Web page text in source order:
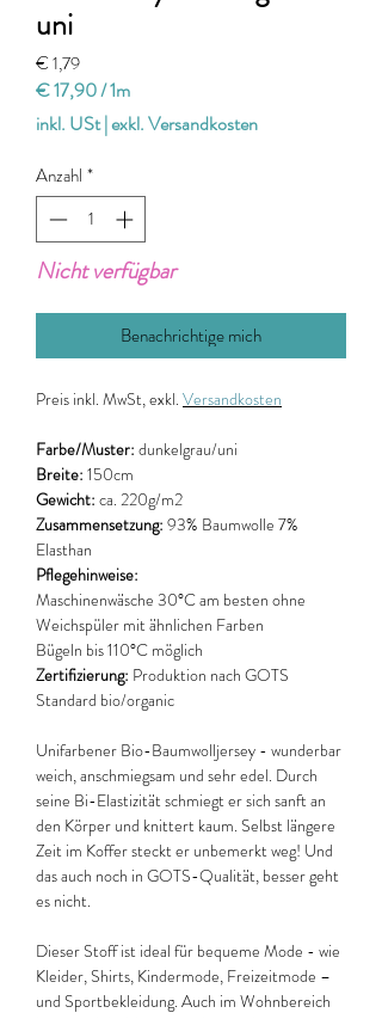
uni
€ 1,79Preis
€ 17,90/1m
€ 17,90
pro
1
Meter
inkl. USt|exkl. Versandkosten
Anzahl *
Nicht verfügbar
Benachrichtige mich
Preis inkl. MwSt, exkl. Versandkosten
Farbe/Muster: dunkelgrau/uni
Breite: 150cm
Gewicht: ca. 220g/m2
Zusammensetzung: 93% Baumwolle 7%
Elasthan
Pflegehinweise:
Maschinenwäsche 30°C am besten ohne
Weichspüler mit ähnlichen Farben
Bügeln bis 110°C möglich
Zertifizierung: Produktion nach GOTS
Standard bio/organic
Unifarbener Bio-Baumwolljersey - wunderbar
weich, anschmiegsam und sehr edel. Durch
seine Bi-Elastizität schmiegt er sich sanft an
den Körper und knittert kaum. Selbst längere
Zeit im Koffer steckt er unbemerkt weg! Und
das auch noch in GOTS-Qualität, besser geht
es nicht.
Dieser Stoff ist ideal für bequeme Mode - wie
Kleider, Shirts, Kindermode, Freizeitmode –
und Sportbekleidung. Auch im Wohnbereich